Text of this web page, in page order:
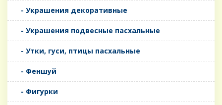
- Украшения декоративные
- Украшения подвесные пасхальные
- Утки, гуси, птицы пасхальные
- Феншуй
- Фигурки